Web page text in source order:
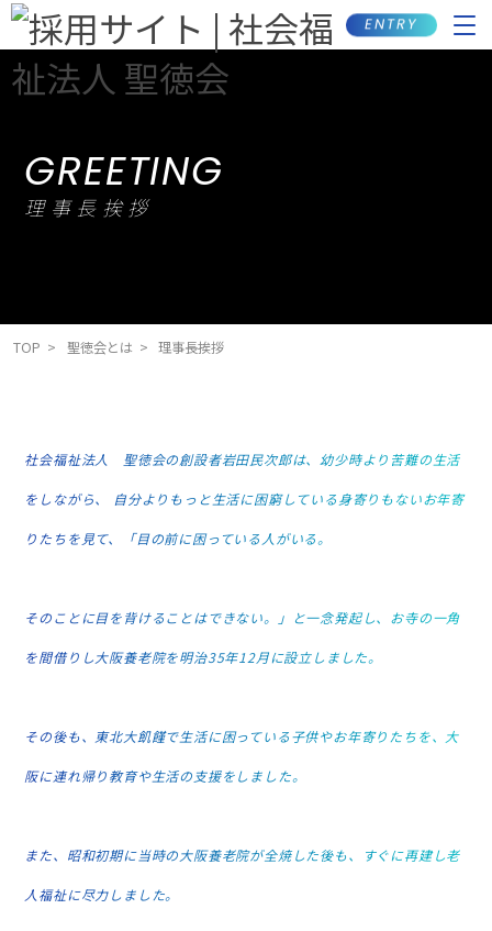
ENTRY
GREETING
理事長挨拶
TOP 聖徳会とは 理事長挨拶
社会福祉法人 聖徳会の創設者岩田民次郎は、幼少時より苦難の生活
をしながら、 自分よりもっと生活に困窮している身寄りもないお年寄
りたちを見て、「目の前に困っている人がいる。
そのことに目を背けることはできない。」と一念発起し、お寺の一角
を間借りし大阪養老院を明治35年12月に設立しました。
その後も、東北大飢饉で生活に困っている子供やお年寄りたちを、大
阪に連れ帰り教育や生活の支援をしました。
また、昭和初期に当時の大阪養老院が全焼した後も、すぐに再建し老
人福祉に尽力しました。